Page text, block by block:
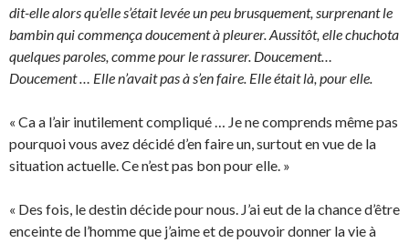
dit-elle alors qu’elle s’était levée un peu brusquement, surprenant le
bambin qui commença doucement à pleurer. Aussitôt, elle chuchota
quelques paroles, comme pour le rassurer. Doucement…
Doucement … Elle n’avait pas à s’en faire. Elle était là, pour elle.
« Ca a l’air inutilement compliqué … Je ne comprends même pas
pourquoi vous avez décidé d’en faire un, surtout en vue de la
situation actuelle. Ce n’est pas bon pour elle. »
« Des fois, le destin décide pour nous. J’ai eut de la chance d’être
enceinte de l’homme que j’aime et de pouvoir donner la vie à